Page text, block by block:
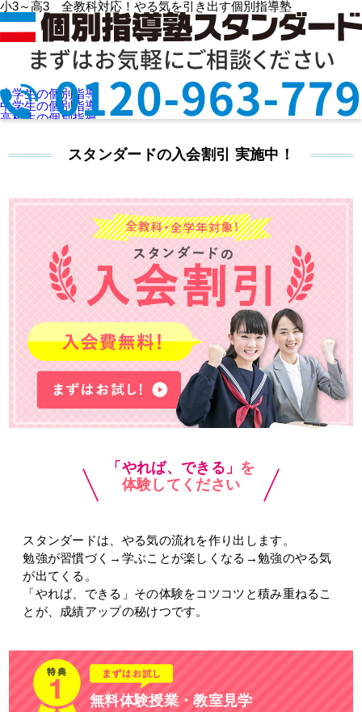
小3～高3 全教科対応！やる気を引き出す個別指導塾
お問合せ
小学生の個別指導
中学生の個別指導
高校生の個別指導
教室検索
お電話からのお問い合わせ
HOME >割引・キャンペーン情報 > スタンダードの入会割引
スタンダードの入会割引
スタンダードの入会割引 実施中！
「やれば、できる」 を
体験してください
スタンダードは、やる気の流れを作り出します。
勉強が習慣づく→学ぶことが楽しくなる→勉強のやる気
が出てくる。
「やれば、できる」その体験をコツコツと積み重ねるこ
とが、成績アップの秘けつです。
無料体験授業・教室見学